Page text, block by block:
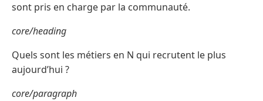
sont pris en charge par la communauté.
core/heading
Quels sont les métiers en N qui recrutent le plus
aujourd’hui ?
core/paragraph